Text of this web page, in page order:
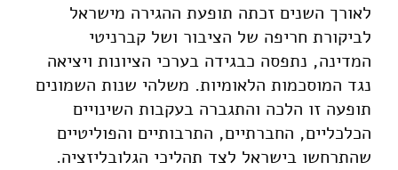
לאורך השנים זכתה תופעת ההגירה מישראל
לביקורת חריפה של הציבור ושל קברניטי
המדינה, נתפסה כבגידה בערכי הציונות ויציאה
נגד המוסכמות הלאומיות. משלהי שנות השמונים
תופעה זו הלכה והתגברה בעקבות השינויים
הכלכליים, החברתיים, התרבותיים והפוליטיים
שהתרחשו בישראל לצד תהליכי הגלובליזציה.